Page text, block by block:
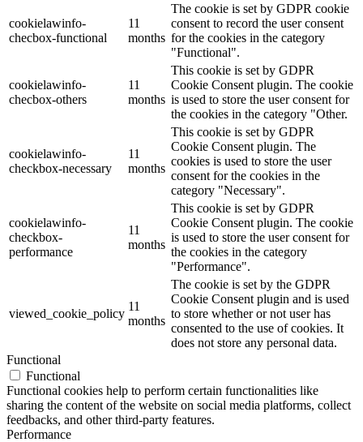
cookielawinfo-
checbox-functional
11
months
The cookie is set by GDPR cookie
consent to record the user consent
for the cookies in the category
"Functional".
cookielawinfo-
checbox-others
11
months
This cookie is set by GDPR
Cookie Consent plugin. The cookie
is used to store the user consent for
the cookies in the category "Other.
cookielawinfo-
checkbox-necessary
11
months
This cookie is set by GDPR
Cookie Consent plugin. The
cookies is used to store the user
consent for the cookies in the
category "Necessary".
cookielawinfo-
checkbox-
performance
11
months
This cookie is set by GDPR
Cookie Consent plugin. The cookie
is used to store the user consent for
the cookies in the category
"Performance".
viewed_cookie_policy
11
months
The cookie is set by the GDPR
Cookie Consent plugin and is used
to store whether or not user has
consented to the use of cookies. It
does not store any personal data.
Functional
Functional
Functional cookies help to perform certain functionalities like
sharing the content of the website on social media platforms, collect
feedbacks, and other third-party features.
Performance